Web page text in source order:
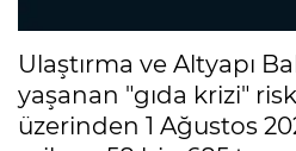
Ulaştırma ve Altyapı
yaşanan "gıda krizi"
üzerinden 1 Ağustos